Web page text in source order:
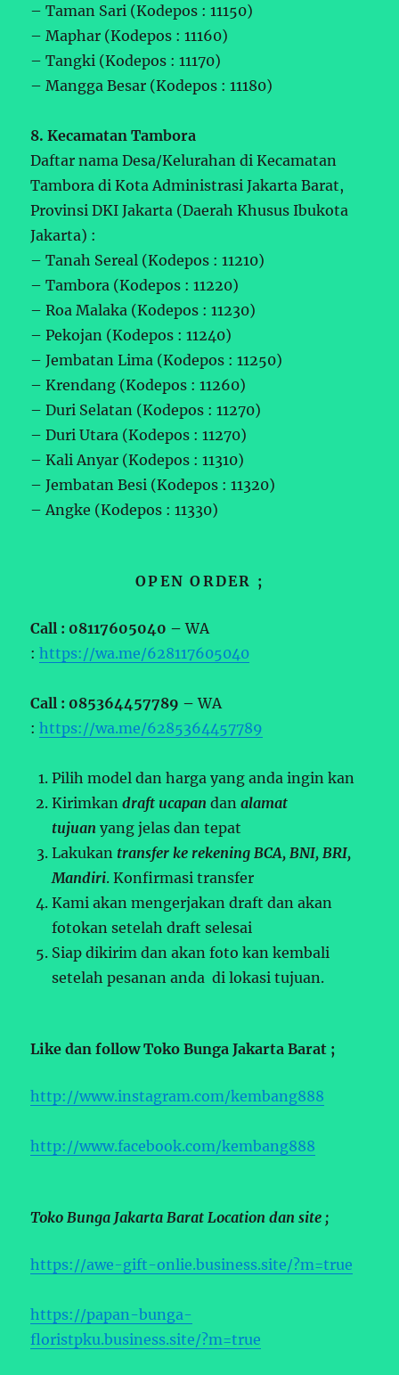
– Taman Sari (Kodepos : 11150)
– Maphar (Kodepos : 11160)
– Tangki (Kodepos : 11170)
– Mangga Besar (Kodepos : 11180)
8. Kecamatan Tambora
Daftar nama Desa/Kelurahan di Kecamatan
Tambora di Kota Administrasi Jakarta Barat,
Provinsi DKI Jakarta (Daerah Khusus Ibukota
Jakarta) :
– Tanah Sereal (Kodepos : 11210)
– Tambora (Kodepos : 11220)
– Roa Malaka (Kodepos : 11230)
– Pekojan (Kodepos : 11240)
– Jembatan Lima (Kodepos : 11250)
– Krendang (Kodepos : 11260)
– Duri Selatan (Kodepos : 11270)
– Duri Utara (Kodepos : 11270)
– Kali Anyar (Kodepos : 11310)
– Jembatan Besi (Kodepos : 11320)
– Angke (Kodepos : 11330)
OPEN ORDER ;
Call : 08117605040 –WA
:https://wa.me/628117605040
Call : 085364457789 –WA
:https://wa.me/6285364457789
Pilih model dan harga yang anda ingin kan
Kirimkandraft ucapan danalamat
tujuan yang jelas dan tepat
Lakukan transfer ke rekening BCA, BNI, BRI,
Mandiri. Konfirmasi transfer
Kami akan mengerjakan draft dan akan
fotokan setelah draft selesai
Siap dikirim dan akan foto kan kembali
setelah pesanan anda di lokasi tujuan.
Like dan follow Toko Bunga Jakarta Barat ;
http://www.instagram.com/kembang888
http://www.facebook.com/kembang888
Toko Bunga Jakarta Barat Location dan site ;
https://awe-gift-onlie.business.site/?m=true
https://papan-bunga-
floristpku.business.site/?m=true